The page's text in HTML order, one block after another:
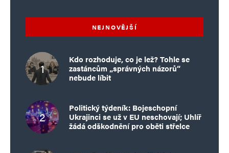
NEJNOVĚJŠÍ
Kdo rozhoduje, co je lež? Tohle se
zastáncům „správných názorů“
nebude líbit
Politický týdeník: Bojeschopní
Ukrajinci se už v EU neschovají; Uhlíř
žádá odškodnění pro oběti střelce